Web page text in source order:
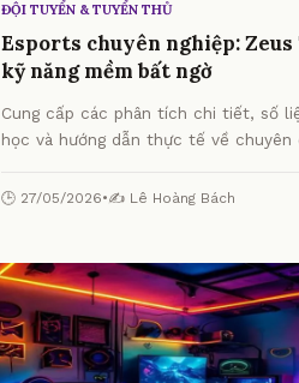
ĐỘI TUYỂN & TUYỂN THỦ
Esports chuyên nghiệp: Zeus
kỹ năng mềm bất ngờ
Cung cấp các phân tích chi tiết, số
học và hướng dẫn thực tế về chuyên
mềm bất ngờ từ chuyên gia.
🕒 27/05/2026•✍️ Lê Hoàng Bách